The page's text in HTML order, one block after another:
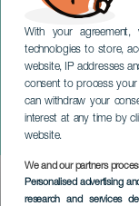
With your
technologies to store,
website, IP addresses
consent to process your
can withdraw your
interest at any time by
website.
We and our partners
Personalised advertising
research and services
Luis
TENERIFE
Imagen
Listado